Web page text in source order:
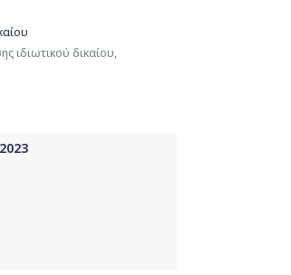
ιδιωτικού δικαίου,